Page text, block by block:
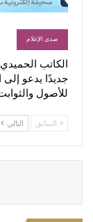
صدى الإعلام
الكاتب
جديدًا يدعو إلى
للأصول
السابق التالي